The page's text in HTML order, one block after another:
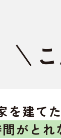
を建てた
間がとれ